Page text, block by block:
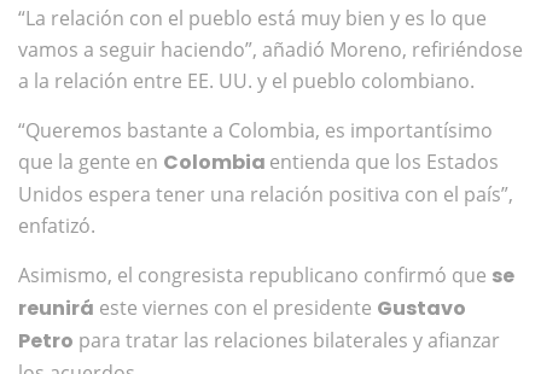
“La relación con el pueblo está muy bien y es lo que
vamos a seguir haciendo”, añadió Moreno, refiriéndose
a la relación entre EE. UU. y el pueblo colombiano.
“Queremos bastante a Colombia, es importantísimo
que la gente en Colombia entienda que los Estados
Unidos espera tener una relación positiva con el país”,
enfatizó.
Asimismo, el congresista republicano confirmó que se
reunirá este viernes con el presidente Gustavo
Petro para tratar las relaciones bilaterales y afianzar